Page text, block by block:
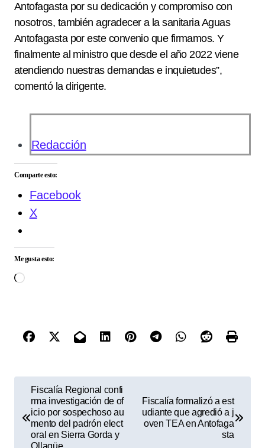
Antofagasta por su dedicación y compromiso con
nosotros, también agradecer a la sanitaria Aguas
Antofagasta por este convenio que firmamos. Y
finalmente al ministro que desde el año 2022 viene
atendiendo nuestras demandas e inquietudes”,
comentó la dirigente.
Redacción
Comparte esto:
Facebook
X
Me gusta esto:
Cargando...
Fiscalía Regional confi
rma investigación de of
icio por sospechoso au
mento del padrón elect
oral en Sierra Gorda y
Ollagüe
Fiscalía formalizó a est
udiante que agredió a j
oven TEA en Antofaga
sta